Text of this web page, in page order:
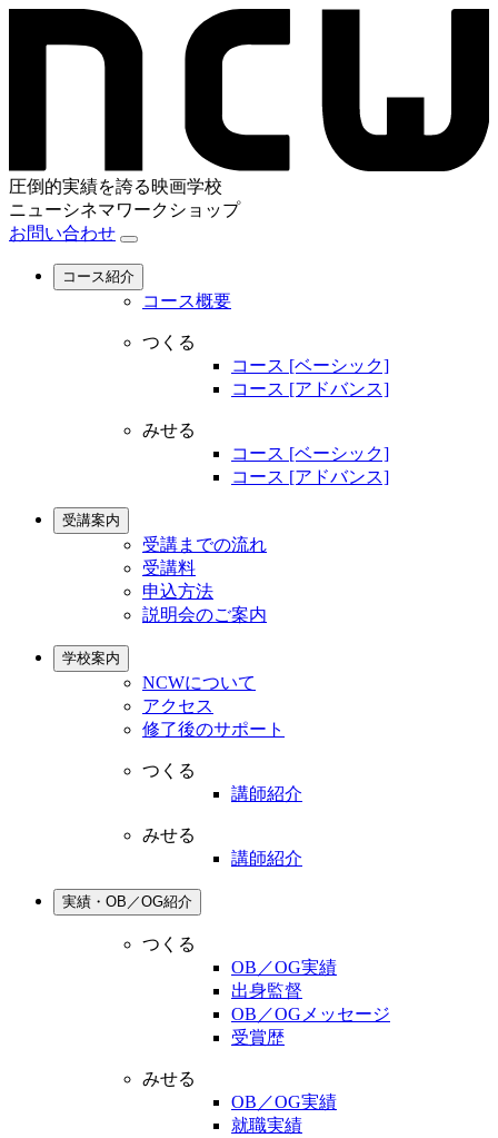
圧倒的実績を誇る映画学校
ニューシネマワークショップ
お問い合わせ
コース紹介
コース概要
つくる
コース [ベーシック]
コース [アドバンス]
みせる
コース [ベーシック]
コース [アドバンス]
受講案内
受講までの流れ
受講料
申込方法
説明会のご案内
学校案内
NCWについて
アクセス
修了後のサポート
つくる
講師紹介
みせる
講師紹介
実績・OB／OG紹介
つくる
OB／OG実績
出身監督
OB／OGメッセージ
受賞歴
みせる
OB／OG実績
就職実績